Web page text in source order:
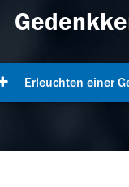
Erleuchten einer